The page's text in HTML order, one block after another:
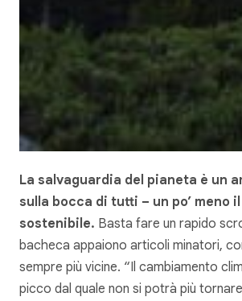
La salvaguardia del pianeta è un
sulla bocca di tutti – un po’ meno
sostenibile. Basta fare un rapido
bacheca appaiono articoli minatori,
sempre più vicine. “Il cambiamento
picco dal quale non si potrà più